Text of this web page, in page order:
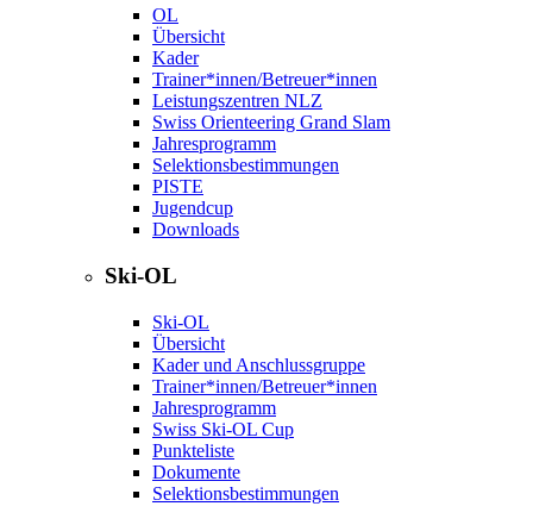
OL
Übersicht
Kader
Trainer*innen/Betreuer*innen
Leistungszentren NLZ
Swiss Orienteering Grand Slam
Jahresprogramm
Selektionsbestimmungen
PISTE
Jugendcup
Downloads
Ski-OL
Ski-OL
Übersicht
Kader und Anschlussgruppe
Trainer*innen/Betreuer*innen
Jahresprogramm
Swiss Ski-OL Cup
Punkteliste
Dokumente
Selektionsbestimmungen